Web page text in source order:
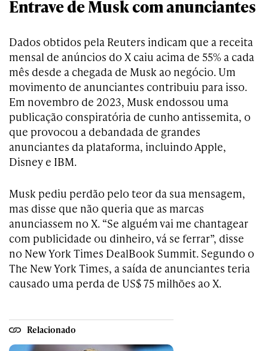
Entrave de Musk com anunciantes
Dados obtidos pela Reuters indicam que a receita
mensal de anúncios do X caiu acima de 55% a cada
mês desde a chegada de Musk ao negócio. Um
movimento de anunciantes contribuiu para isso.
Em novembro de 2023, Musk endossou uma
publicação conspiratória de cunho antissemita, o
que provocou a debandada de grandes
anunciantes da plataforma, incluindo Apple,
Disney e IBM.
Musk pediu perdão pelo teor da sua mensagem,
mas disse que não queria que as marcas
anunciassem no X. “Se alguém vai me chantagear
com publicidade ou dinheiro, vá se ferrar”, disse
no New York Times DealBook Summit. Segundo o
The New York Times, a saída de anunciantes teria
causado uma perda de US$ 75 milhões ao X.
Relacionado